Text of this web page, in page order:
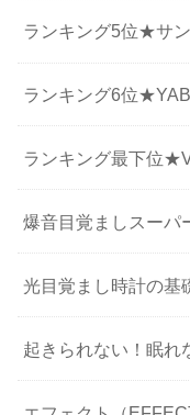
ランキング5位★サ
ランキング6位
ランキング最下位
爆音目覚ましスーパ
光目覚まし時計の基
起きられない！眠れ